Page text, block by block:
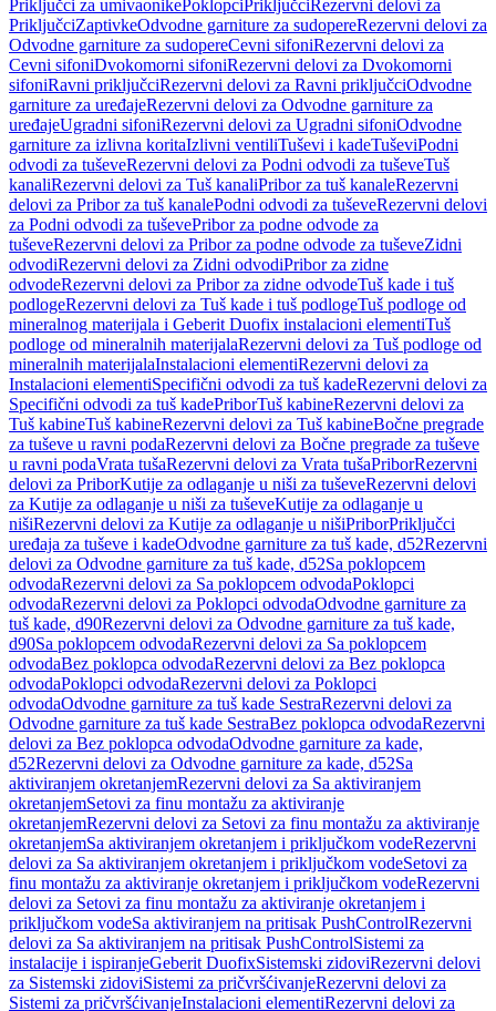
Priključci za umivaonikePoklopciPriključciRezervni delovi za
PriključciZaptivkeOdvodne garniture za sudopereRezervni delovi za
Odvodne garniture za sudopereCevni sifoniRezervni delovi za
Cevni sifoniDvokomorni sifoniRezervni delovi za Dvokomorni
sifoniRavni priključciRezervni delovi za Ravni priključciOdvodne
garniture za uređajeRezervni delovi za Odvodne garniture za
uređajeUgradni sifoniRezervni delovi za Ugradni sifoniOdvodne
garniture za izlivna koritaIzlivni ventiliTuševi i kadeTuševiPodni
odvodi za tuševeRezervni delovi za Podni odvodi za tuševeTuš
kanaliRezervni delovi za Tuš kanaliPribor za tuš kanaleRezervni
delovi za Pribor za tuš kanalePodni odvodi za tuševeRezervni delovi
za Podni odvodi za tuševePribor za podne odvode za
tuševeRezervni delovi za Pribor za podne odvode za tuševeZidni
odvodiRezervni delovi za Zidni odvodiPribor za zidne
odvodeRezervni delovi za Pribor za zidne odvodeTuš kade i tuš
podlogeRezervni delovi za Tuš kade i tuš podlogeTuš podloge od
mineralnog materijala i Geberit Duofix instalacioni elementiTuš
podloge od mineralnih materijalaRezervni delovi za Tuš podloge od
mineralnih materijalaInstalacioni elementiRezervni delovi za
Instalacioni elementiSpecifični odvodi za tuš kadeRezervni delovi za
Specifični odvodi za tuš kadePriborTuš kabineRezervni delovi za
Tuš kabineTuš kabineRezervni delovi za Tuš kabineBočne pregrade
za tuševe u ravni podaRezervni delovi za Bočne pregrade za tuševe
u ravni podaVrata tušaRezervni delovi za Vrata tušaPriborRezervni
delovi za PriborKutije za odlaganje u niši za tuševeRezervni delovi
za Kutije za odlaganje u niši za tuševeKutije za odlaganje u
nišiRezervni delovi za Kutije za odlaganje u nišiPriborPriključci
uređaja za tuševe i kadeOdvodne garniture za tuš kade, d52Rezervni
delovi za Odvodne garniture za tuš kade, d52Sa poklopcem
odvodaRezervni delovi za Sa poklopcem odvodaPoklopci
odvodaRezervni delovi za Poklopci odvodaOdvodne garniture za
tuš kade, d90Rezervni delovi za Odvodne garniture za tuš kade,
d90Sa poklopcem odvodaRezervni delovi za Sa poklopcem
odvodaBez poklopca odvodaRezervni delovi za Bez poklopca
odvodaPoklopci odvodaRezervni delovi za Poklopci
odvodaOdvodne garniture za tuš kade SestraRezervni delovi za
Odvodne garniture za tuš kade SestraBez poklopca odvodaRezervni
delovi za Bez poklopca odvodaOdvodne garniture za kade,
d52Rezervni delovi za Odvodne garniture za kade, d52Sa
aktiviranjem okretanjemRezervni delovi za Sa aktiviranjem
okretanjemSetovi za finu montažu za aktiviranje
okretanjemRezervni delovi za Setovi za finu montažu za aktiviranje
okretanjemSa aktiviranjem okretanjem i priključkom vodeRezervni
delovi za Sa aktiviranjem okretanjem i priključkom vodeSetovi za
finu montažu za aktiviranje okretanjem i priključkom vodeRezervni
delovi za Setovi za finu montažu za aktiviranje okretanjem i
priključkom vodeSa aktiviranjem na pritisak PushControlRezervni
delovi za Sa aktiviranjem na pritisak PushControlSistemi za
instalacije i ispiranjeGeberit DuofixSistemski zidoviRezervni delovi
za Sistemski zidoviSistemi za pričvršćivanjeRezervni delovi za
Sistemi za pričvršćivanjeInstalacioni elementiRezervni delovi za